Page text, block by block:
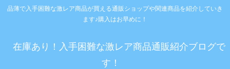
品薄で入手困難な激レア商品が買える通販ショップや関連商品を紹介していき
ます♪購入はお早めに！
在庫あり！入手困難な激レア商品通販紹介ブログで
す！